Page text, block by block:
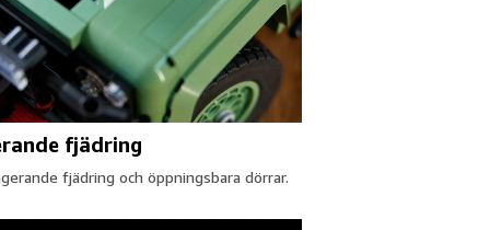
fjädring
fjädring och öppningsbara dörrar.